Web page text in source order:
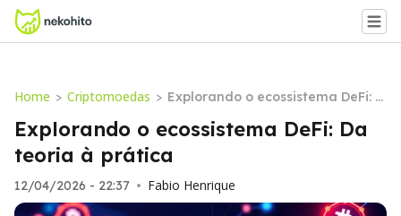
Home > Criptomoedas > Explorando o ecossistema DeFi: D
a teoria à prática
Explorando o ecossistema DeFi: Da
teoria à prática
12/04/2026 - 22:37 • Fabio Henrique